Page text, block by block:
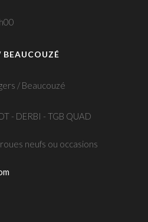
BEAUCOUZÉ
/ Beaucouzé
- DERBI - TGB QUAD
neufs ou occasions